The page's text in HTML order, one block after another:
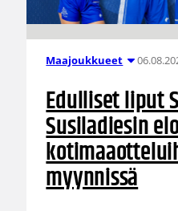
Maajoukkueet
Edulliset liput
Susiladiesin
myynnissä